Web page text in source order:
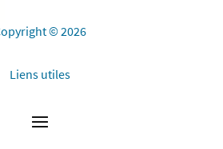
© 2026
Liens utiles